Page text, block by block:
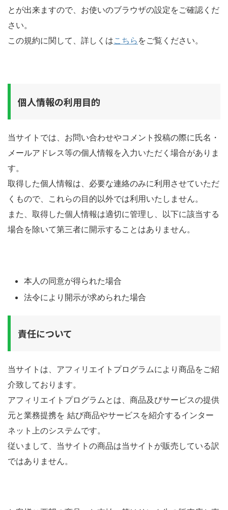
とが出来ますので、お使いのブラウザの設定をご確認くだ
さい。
この規約に関して、詳しくはこちら をご覧ください。
個人情報の利用目的
当サイトでは、お問い合わせやコメント投稿の際に氏名・
メールアドレス等の個人情報を入力いただく場合がありま
す。
取得した個人情報は、必要な連絡のみに利用させていただ
くもので、これらの目的以外では利用いたしません。
また、取得した個人情報は適切に管理し、以下に該当する
場合を除いて第三者に開示することはありません。
本人の同意が得られた場合
法令により開示が求められた場合
責任について
当サイトは、アフィリエイトプログラムにより商品をご紹
介致しております。
アフィリエイトプログラムとは、商品及びサービスの提供
元と業務提携を 結び商品やサービスを紹介するインター
ネット上のシステムです。
従いまして、当サイトの商品は当サイトが販売している訳
ではありません。